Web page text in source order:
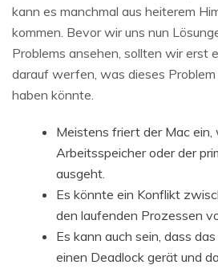
kann es manchmal aus heiterem
kommen. Bevor wir uns nun
Problems ansehen, sollten wir erst
darauf werfen, was dieses
haben könnte.
Meistens friert der Mac ein,
Arbeitsspeicher oder der
ausgeht.
Es könnte ein Konflikt
den laufenden Prozessen
Es kann auch sein, dass
einen Deadlock gerät und